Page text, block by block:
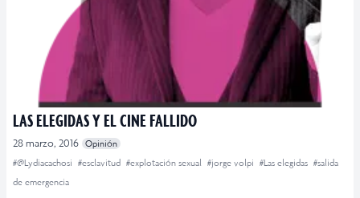
LAS ELEGIDAS Y EL CINE FALLIDO
28 marzo, 2016 Opinión
#@Lydiacachosi #esclavitud #explotación sexual #jorge volpi #Las elegidas #salida
de emergencia